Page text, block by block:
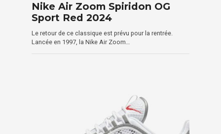
Nike Air Zoom Spiridon OG
Sport Red 2024
Le retour de ce classique est prévu pour la rentrée.
Lancée en 1997, la Nike Air Zoom…